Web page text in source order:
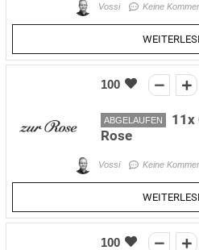
Vossi Keine
100
ABGELAUFEN
11x
Rose
Vossi Keine
100